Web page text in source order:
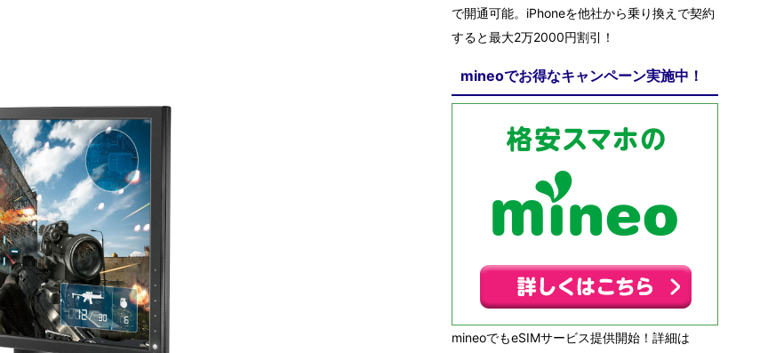
で開通可能。iPhoneを他社から乗り換えで契約
すると最大2万2000円割引！
mineoでお得なキャンペーン実施中！
mineoでもeSIMサービス提供開始！詳細は